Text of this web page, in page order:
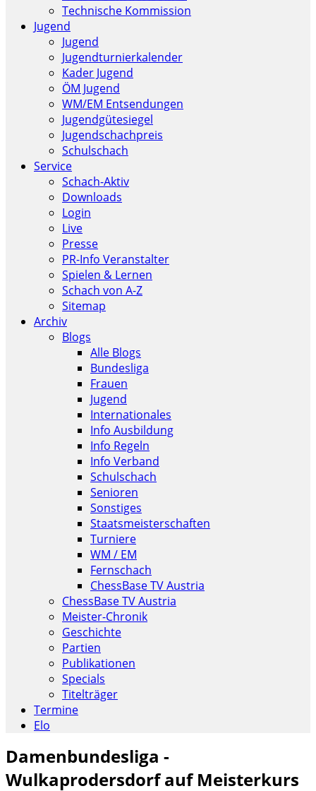
Technische Kommission
Jugend
Jugend
Jugendturnierkalender
Kader Jugend
ÖM Jugend
WM/EM Entsendungen
Jugendgütesiegel
Jugendschachpreis
Schulschach
Service
Schach-Aktiv
Downloads
Login
Live
Presse
PR-Info Veranstalter
Spielen & Lernen
Schach von A-Z
Sitemap
Archiv
Blogs
Alle Blogs
Bundesliga
Frauen
Jugend
Internationales
Info Ausbildung
Info Regeln
Info Verband
Schulschach
Senioren
Sonstiges
Staatsmeisterschaften
Turniere
WM / EM
Fernschach
ChessBase TV Austria
ChessBase TV Austria
Meister-Chronik
Geschichte
Partien
Publikationen
Specials
Titelträger
Termine
Elo
Damenbundesliga -
Wulkaprodersdorf auf Meisterkurs